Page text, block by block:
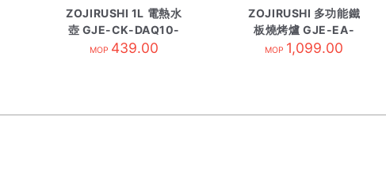
ZOJIRUSHI 1L 電熱水
壺 GJE-CK-DAQ10-
AD黑
MOP 439.00
ZOJIRUSHI 多功能鐵
板燒烤爐 GJE-EA-
KFQ20-BA
MOP 1,099.00